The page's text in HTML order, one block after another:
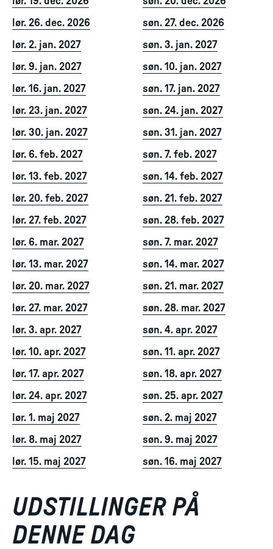
lør. 26. dec. 2026
søn. 27. dec. 2026
lør. 2. jan. 2027
søn. 3. jan. 2027
lør. 9. jan. 2027
søn. 10. jan. 2027
lør. 16. jan. 2027
søn. 17. jan. 2027
lør. 23. jan. 2027
søn. 24. jan. 2027
lør. 30. jan. 2027
søn. 31. jan. 2027
lør. 6. feb. 2027
søn. 7. feb. 2027
lør. 13. feb. 2027
søn. 14. feb. 2027
lør. 20. feb. 2027
søn. 21. feb. 2027
lør. 27. feb. 2027
søn. 28. feb. 2027
lør. 6. mar. 2027
søn. 7. mar. 2027
lør. 13. mar. 2027
søn. 14. mar. 2027
lør. 20. mar. 2027
søn. 21. mar. 2027
lør. 27. mar. 2027
søn. 28. mar. 2027
lør. 3. apr. 2027
søn. 4. apr. 2027
lør. 10. apr. 2027
søn. 11. apr. 2027
lør. 17. apr. 2027
søn. 18. apr. 2027
lør. 24. apr. 2027
søn. 25. apr. 2027
lør. 1. maj 2027
søn. 2. maj 2027
lør. 8. maj 2027
søn. 9. maj 2027
lør. 15. maj 2027
søn. 16. maj 2027
UDSTILLINGER PÅ
DENNE DAG